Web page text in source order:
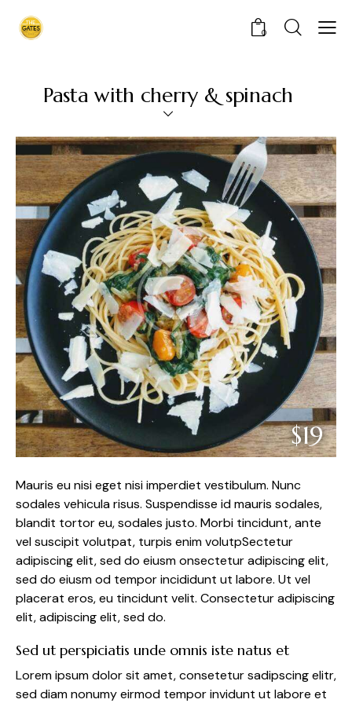
0
Pasta with cherry & spinach
$19
Mauris eu nisi eget nisi imperdiet vestibulum. Nunc
sodales vehicula risus. Suspendisse id mauris sodales,
blandit tortor eu, sodales justo. Morbi tincidunt, ante
vel suscipit volutpat, turpis enim volutpSectetur
adipiscing elit, sed do eiusm onsectetur adipiscing elit,
sed do eiusm od tempor incididunt ut labore. Ut vel
placerat eros, eu tincidunt velit. Consectetur adipiscing
elit, adipiscing elit, sed do.
Sed ut perspiciatis unde omnis iste natus et
Lorem ipsum dolor sit amet, consetetur sadipscing elitr,
sed diam nonumy eirmod tempor invidunt ut labore et